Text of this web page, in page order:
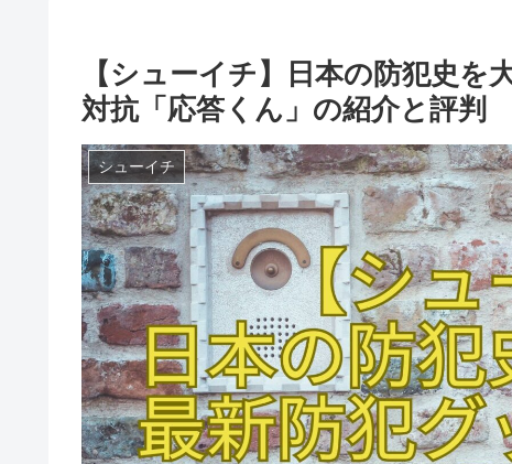
【シューイチ】日本の防犯史
対抗「応答くん」の紹介と評判
シューイチ